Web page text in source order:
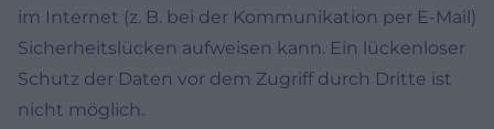
im Internet (z. B. bei der Kommunikation per E-Mail)
Sicherheitslücken aufweisen kann. Ein lückenloser
Schutz der Daten vor dem Zugriff durch Dritte ist
nicht möglich.